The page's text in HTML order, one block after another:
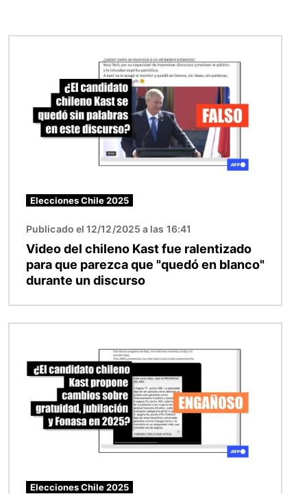
Elecciones Chile 2025
Publicado el 12/12/2025 a las 16:41
Video del chileno Kast fue ralentizado
para que parezca que "quedó en blanco"
durante un discurso
Elecciones Chile 2025